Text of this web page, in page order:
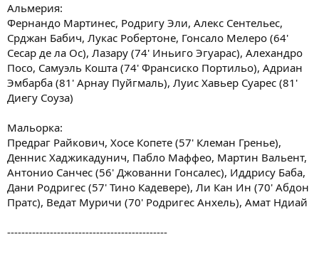
Альмерия:
Фернандо Мартинес, Родригу Эли, Алекс Сентельес,
Срджан Бабич, Лукас Робертоне, Гонсало Мелеро (64'
Сесар де ла Ос), Лазару (74' Иньиго Эгуарас), Алехандро
Посо, Самуэль Кошта (74' Франсиско Портильо), Адриан
Эмбарба (81' Арнау Пуйгмаль), Луис Хавьер Суарес (81'
Диегу Соуза)
Мальорка:
Предраг Райкович, Хосе Копете (57' Клеман Гренье),
Деннис Хаджикадунич, Пабло Маффео, Мартин Вальент,
Антонио Санчес (56' Джованни Гонсалес), Иддрису Баба,
Дани Родригес (57' Тино Кадевере), Ли Кан Ин (70' Абдон
Пратс), Ведат Муричи (70' Родригес Анхель), Амат Ндиай
---------------------------------------------